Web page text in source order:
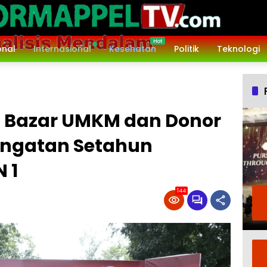
Internasional Kesehatan Politik Teknologi
UMKM dan Donor
Setahun
1
144